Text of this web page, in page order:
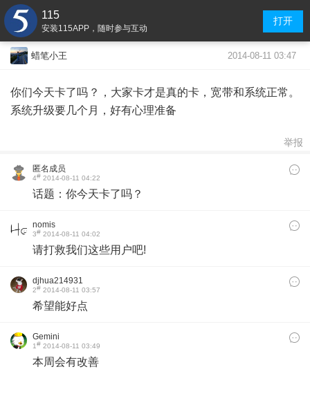
115
安装115APP，随时参与互动
打开
蜡笔小王 2014-08-11 03:47
你们今天卡了吗？，大家卡才是真的卡，宽带和系统正常。
系统升级要几个月，好有心理准备
举报
匿名成员
4# 2014-08-11 04:22
话题：你今天卡了吗？
nomis
3# 2014-08-11 04:02
请打救我们这些用户吧!
djhua214931
2# 2014-08-11 03:57
希望能好点
Gemini
1# 2014-08-11 03:49
本周会有改善